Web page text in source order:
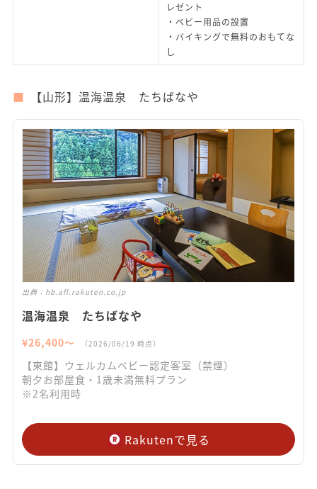
レゼント
・ベビー用品の設置
・バイキングで無料のおもてな
し
【山形】温海温泉 たちばなや
出典： hb.afl.rakuten.co.jp
温海温泉 たちばなや
¥26,400〜 （2026/06/19 時点）
【東館】ウェルカムベビー認定客室（禁煙）
朝夕お部屋食・1歳未満無料プラン
※2名利用時
Rakutenで見る